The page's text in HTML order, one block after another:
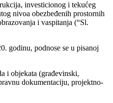
investicionog i tekućeg
nivoa obezbeđenih prostornih
i vaspitanja (“Sl.
godinu, podnose se u pisanoj
i objekata (građevinski,
dokumentaciju, projektno-